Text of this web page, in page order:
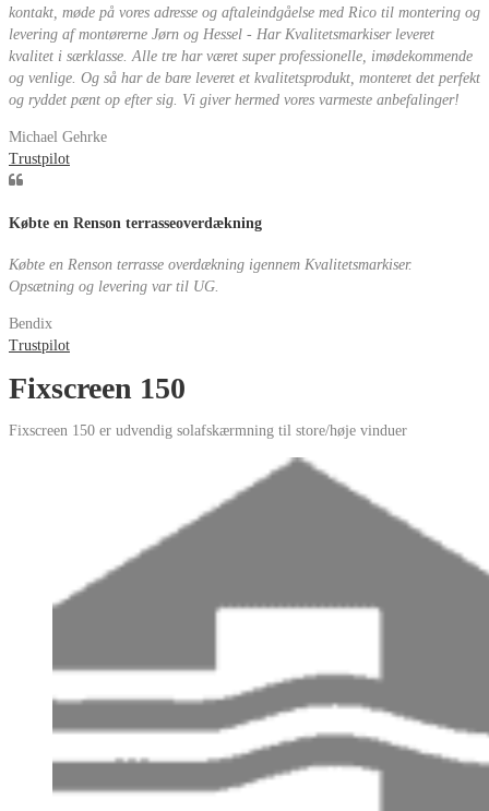
kontakt, møde på vores adresse og aftaleindgåelse med Rico til montering og
levering af montørerne Jørn og Hessel - Har Kvalitetsmarkiser leveret
kvalitet i særklasse. Alle tre har været super professionelle, imødekommende
og venlige. Og så har de bare leveret et kvalitetsprodukt, monteret det perfekt
og ryddet pænt op efter sig. Vi giver hermed vores varmeste anbefalinger!
Michael Gehrke
Trustpilot
Købte en Renson terrasseoverdækning
Købte en Renson terrasse overdækning igennem Kvalitetsmarkiser.
Opsætning og levering var til UG.
Bendix
Trustpilot
Fixscreen 150
Fixscreen 150 er udvendig solafskærmning til store/høje vinduer